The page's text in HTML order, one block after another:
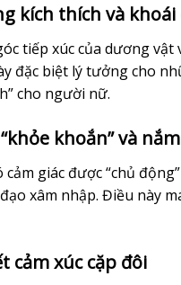
kích thích và
tiếp xúc của dương
đặc biệt lý tưởng cho
cho người nữ.
khoắn” và
giác được “chủ
xâm nhập. Điều này
cảm xúc cặp đôi